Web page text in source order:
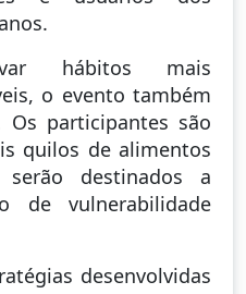
hábitos mais
o evento também
participantes são
quilos de alimentos
destinados a
de vulnerabilidade
desenvolvidas